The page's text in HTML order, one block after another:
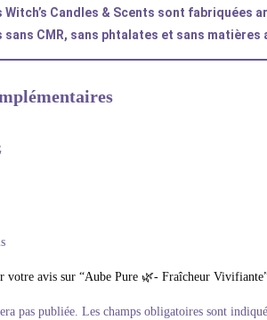
Witch’s Candles & Scents sont fabriquées
sans CMR, sans phtalates et sans
votre avis sur “Aube Pure 🌿- Fraîcheur
pas publiée. Les champs obligatoires sont